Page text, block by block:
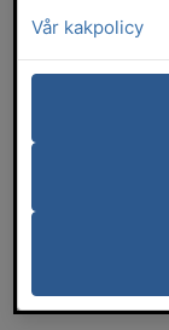
Vår kakpolicy